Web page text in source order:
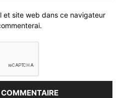
et site web dans ce navigateur